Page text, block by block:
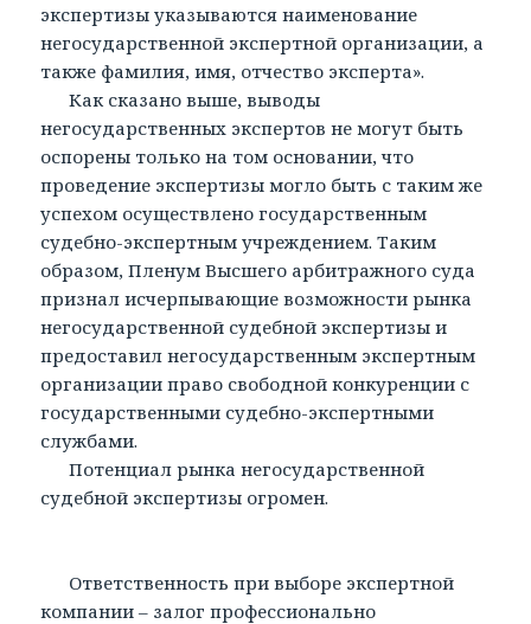
экспертизы указываются наименование
негосударственной экспертной организации, а
также фамилия, имя, отчество эксперта».
Как сказано выше, выводы
негосударственных экспертов не могут быть
оспорены только на том основании, что
проведение экспертизы могло быть с таким же
успехом осуществлено государственным
судебно-экспертным учреждением. Таким
образом, Пленум Высшего арбитражного суда
признал исчерпывающие возможности рынка
негосударственной судебной экспертизы и
предоставил негосударственным экспертным
организации право свободной конкуренции с
государственными судебно-экспертными
службами.
Потенциал рынка негосударственной
судебной экспертизы огромен.
Ответственность при выборе экспертной
компании – залог профессионально